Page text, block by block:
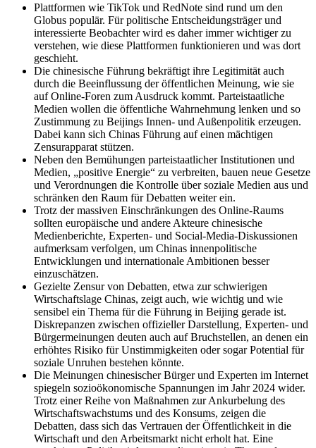
Plattformen wie TikTok und RedNote sind rund um den
Globus populär. Für politische Entscheidungsträger und
interessierte Beobachter wird es daher immer wichtiger zu
verstehen, wie diese Plattformen funktionieren und was dort
geschieht.
Die chinesische Führung bekräftigt ihre Legitimität auch
durch die Beeinflussung der öffentlichen Meinung, wie sie
auf Online-Foren zum Ausdruck kommt. Parteistaatliche
Medien wollen die öffentliche Wahrnehmung lenken und so
Zustimmung zu Beijings Innen- und Außenpolitik erzeugen.
Dabei kann sich Chinas Führung auf einen mächtigen
Zensurapparat stützen.
Neben den Bemühungen parteistaatlicher Institutionen und
Medien, „positive Energie“ zu verbreiten, bauen neue Gesetze
und Verordnungen die Kontrolle über soziale Medien aus und
schränken den Raum für Debatten weiter ein.
Trotz der massiven Einschränkungen des Online-Raums
sollten europäische und andere Akteure chinesische
Medienberichte, Experten- und Social-Media-Diskussionen
aufmerksam verfolgen, um Chinas innenpolitische
Entwicklungen und internationale Ambitionen besser
einzuschätzen.
Gezielte Zensur von Debatten, etwa zur schwierigen
Wirtschaftslage Chinas, zeigt auch, wie wichtig und wie
sensibel ein Thema für die Führung in Beijing gerade ist.
Diskrepanzen zwischen offizieller Darstellung, Experten- und
Bürgermeinungen deuten auch auf Bruchstellen, an denen ein
erhöhtes Risiko für Unstimmigkeiten oder sogar Potential für
soziale Unruhen bestehen könnte.
Die Meinungen chinesischer Bürger und Experten im Internet
spiegeln sozioökonomische Spannungen im Jahr 2024 wider.
Trotz einer Reihe von Maßnahmen zur Ankurbelung des
Wirtschaftswachstums und des Konsums, zeigen die
Debatten, dass sich das Vertrauen der Öffentlichkeit in die
Wirtschaft und den Arbeitsmarkt nicht erholt hat. Eine